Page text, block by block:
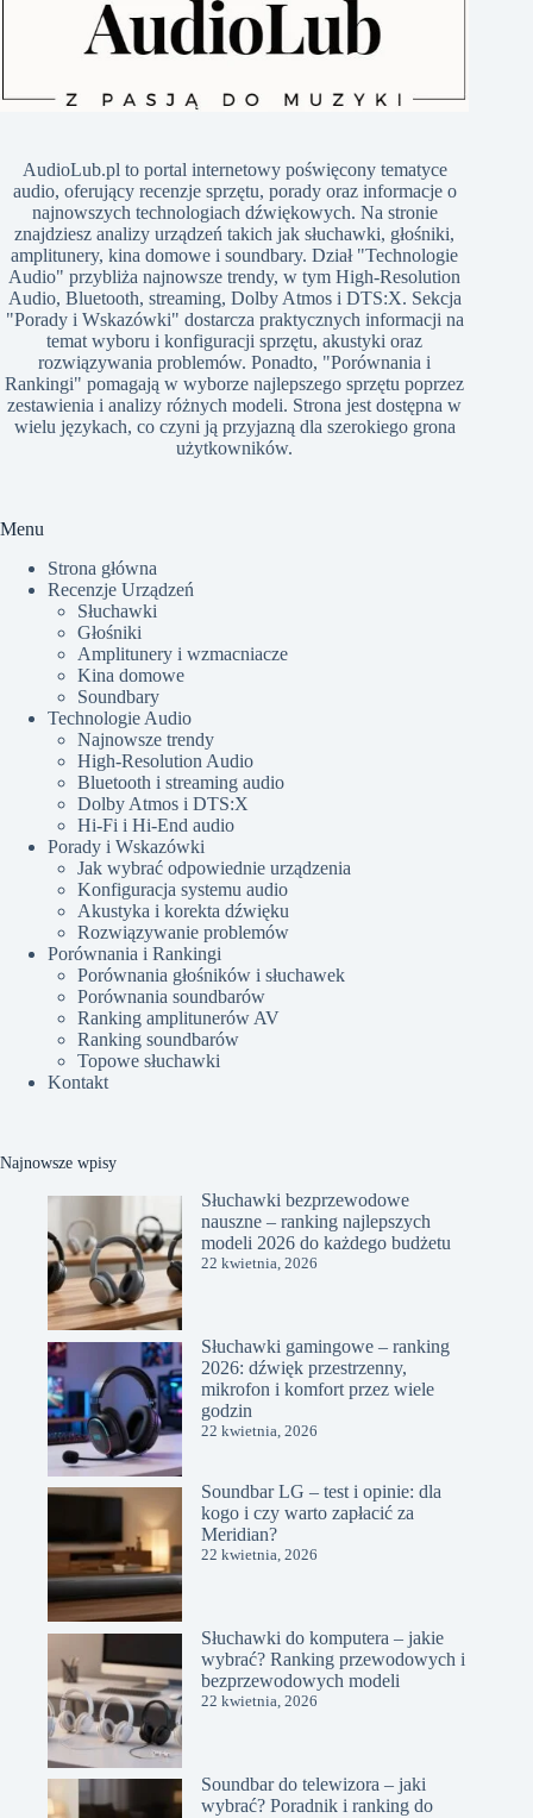
​AudioLub.pl to portal internetowy poświęcony tematyce
audio, oferujący recenzje sprzętu, porady oraz informacje o
najnowszych technologiach dźwiękowych. Na stronie
znajdziesz analizy urządzeń takich jak słuchawki, głośniki,
amplitunery, kina domowe i soundbary. Dział "Technologie
Audio" przybliża najnowsze trendy, w tym High-Resolution
Audio, Bluetooth, streaming, Dolby Atmos i DTS:X. Sekcja
"Porady i Wskazówki" dostarcza praktycznych informacji na
temat wyboru i konfiguracji sprzętu, akustyki oraz
rozwiązywania problemów. Ponadto, "Porównania i
Rankingi" pomagają w wyborze najlepszego sprzętu poprzez
zestawienia i analizy różnych modeli. Strona jest dostępna w
wielu językach, co czyni ją przyjazną dla szerokiego grona
użytkowników.​
Menu
Strona główna
Recenzje Urządzeń
Słuchawki
Głośniki
Amplitunery i wzmacniacze
Kina domowe
Soundbary
Technologie Audio
Najnowsze trendy
High-Resolution Audio
Bluetooth i streaming audio
Dolby Atmos i DTS:X
Hi-Fi i Hi-End audio
Porady i Wskazówki
Jak wybrać odpowiednie urządzenia
Konfiguracja systemu audio
Akustyka i korekta dźwięku
Rozwiązywanie problemów
Porównania i Rankingi
Porównania głośników i słuchawek
Porównania soundbarów
Ranking amplitunerów AV
Ranking soundbarów
Topowe słuchawki
Kontakt
Najnowsze wpisy
Słuchawki bezprzewodowe
nauszne – ranking najlepszych
modeli 2026 do każdego budżetu
22 kwietnia, 2026
Słuchawki gamingowe – ranking
2026: dźwięk przestrzenny,
mikrofon i komfort przez wiele
godzin
22 kwietnia, 2026
Soundbar LG – test i opinie: dla
kogo i czy warto zapłacić za
Meridian?
22 kwietnia, 2026
Słuchawki do komputera – jakie
wybrać? Ranking przewodowych i
bezprzewodowych modeli
22 kwietnia, 2026
Soundbar do telewizora – jaki
wybrać? Poradnik i ranking do